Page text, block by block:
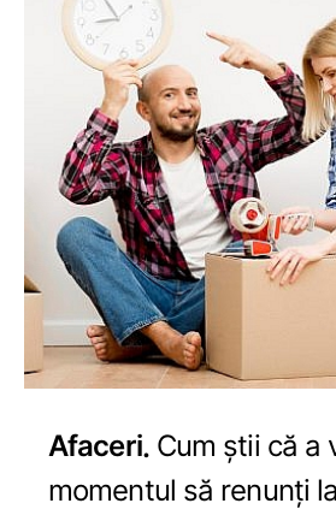
Afaceri Cum știi că a
momentul să renunți